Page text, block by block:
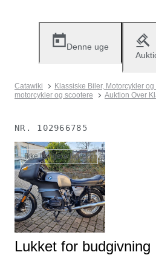
Denne uge
Catawiki Klassiske Biler, Motorcykler
motorcykler og scootere
Auktion Over
NR. 102966785
Ikke længere tilgængelig
Lukket for budgivning